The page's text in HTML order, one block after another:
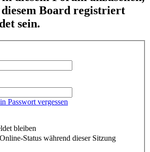
Board registriert
sein.
Passwort vergessen
bleiben
Status während dieser Sitzung